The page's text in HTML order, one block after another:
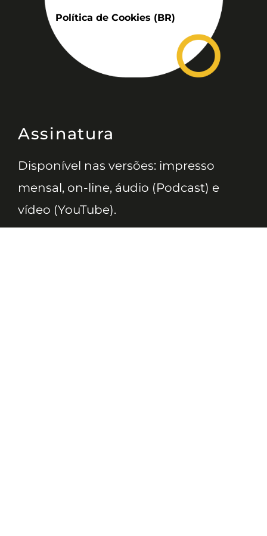
Política de Cookies (BR)
Assinatura
Disponível nas versões: impresso
mensal, on-line, áudio (Podcast) e
vídeo (YouTube).